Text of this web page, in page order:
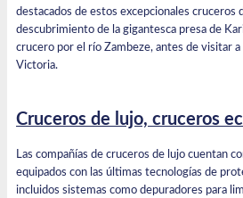
destacados de estos excepcionales cruceros
descubrimiento de la gigantesca presa de
crucero por el río Zambeze, antes de visitar a
Victoria.
Cruceros de lujo, cruceros
Las compañías de cruceros de lujo cuentan
equipados con las últimas tecnologías de
incluidos sistemas como depuradores para